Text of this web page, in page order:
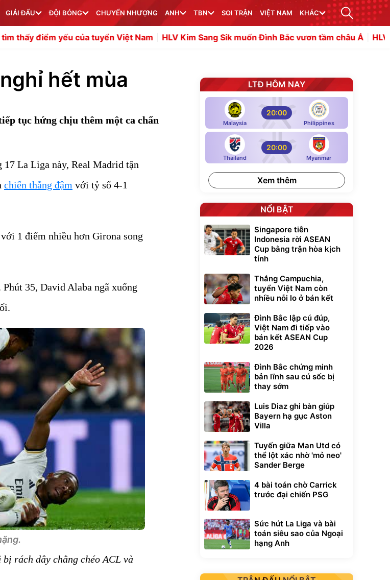
GIẢI ĐẤU ĐỘI BÓNG CHUYỂN NHƯỢNG ANH TBN SOI TRẬN VIỆT NAM KHÁC
của tuyển Việt Nam HLV Kim Sang Sik muốn Đình Bắc vươn tầm châu Á HLV Campuchia
hết mùa
tục hứng chịu thêm một ca chấn
17 La Liga này, Real Madrid tận
chiến thắng đậm với tỷ số 4-1
1 điểm nhiều hơn Girona song
35, David Alaba ngã xuống
bị rách dây chằng chéo ACL và
LTĐ HÔM NAY
Malaysia
20:00
Philippines
Thailand
20:00
Myanmar
Xem thêm
NỔI BẬT
Singapore tiễn
Indonesia rời ASEAN
Cup bằng trận hòa kịch
tính
Thắng Campuchia,
tuyển Việt Nam còn
nhiều nỗi lo ở bán kết
Đình Bắc lập cú đúp,
Việt Nam đi tiếp vào
bán kết ASEAN Cup
2026
Đình Bắc chứng minh
bản lĩnh sau cú sốc bị
thay sớm
Luis Diaz ghi bàn giúp
Bayern hạ gục Aston
Villa
Tuyến giữa Man Utd có
thể lột xác nhờ 'mỏ neo'
Sander Berge
4 bài toán chờ Carrick
trước đại chiến PSG
Sức hút La Liga và bài
toán siêu sao của Ngoại
hạng Anh